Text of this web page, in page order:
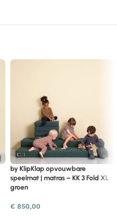
by KlipKlap opvouwbare
speelmat | matras – KK 3 Fold XL
groen
€ 850,00